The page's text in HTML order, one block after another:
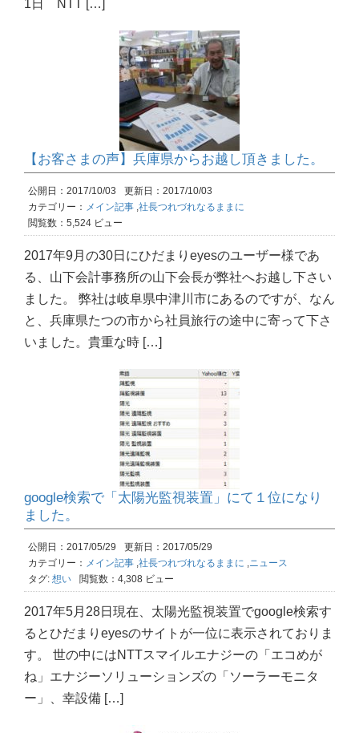
1日 NTT […]
【お客さまの声】兵庫県からお越し頂きました。
公開日：2017/10/03
更新日：2017/10/03
カテゴリー： メイン記事 社長つれづれなるままに
閲覧数：5,524 ビュー
2017年9月の30日にひだまりeyesのユーザー様であ
る、山下会計事務所の山下会長が弊社へお越し下さい
ました。 弊社は岐阜県中津川市にあるのですが、なん
と、兵庫県たつの市から社員旅行の途中に寄って下さ
いました。貴重な時 […]
google検索で「太陽光監視装置」にて１位になり
ました。
公開日：2017/05/29
更新日：2017/05/29
カテゴリー： メイン記事 社長つれづれなるままに
ニュース
タグ: 想い 閲覧数：4,308 ビュー
2017年5月28日現在、太陽光監視装置でgoogle検索す
るとひだまりeyesのサイトが一位に表示されておりま
す。 世の中にはNTTスマイルエナジーの「エコめが
ね」エナジーソリューションズの「ソーラーモニタ
ー」、幸設備 […]